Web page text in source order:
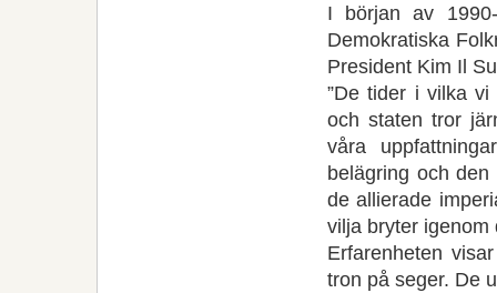
I början av
Demokratiska
President Kim Il
”De tider i vilka
och staten tror
våra
belägring och
de allierade
vilja bryter igenom
Erfarenheten
tron på seger. De